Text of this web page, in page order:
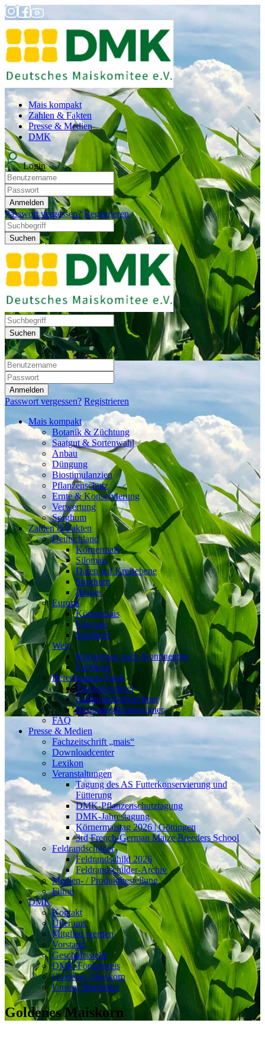
Mais kompakt
Zahlen & Fakten
Presse & Medien
DMK
Login
Anmelden
Passwort vergessen? Registrieren
Suchen
Suchen
Anmelden
Passwort vergessen? Registrieren
Mais kompakt
Botanik & Züchtung
Saatgut & Sortenwahl
Anbau
Düngung
Biostimulanzien
Pflanzenschutz
Ernte & Konservierung
Verwertung
Sorghum
Zahlen & Fakten
Deutschland
Körnermais
Silomais
Daten auf Kreisebene
Sorghum
Biogas
Europa
Körnermais
Silomais
Sorghum
Welt
Körnermais nach Kontinenten
Sorghum
Berechnungs-Tools
Trockenrechner
Saatgutbedarfsrechner
Bestandesdichterechner
FAQ
Presse & Medien
Fachzeitschrift „mais“
Downloadcenter
Lexikon
Veranstaltungen
Tagung des AS Futterkonservierung und
Fütterung
DMK-Pflanzenschutztagung
DMK-Jahrestagung
Körnermaistag 2026 | Göttingen
3rd French-German Maize Breeders School
Feldrandschilder
Feldrandschild 2026
Feldrandschilder-Archiv
Medien- / Produktbestellung
Filme
DMK
Kontakt
Über uns
Mitglied werden
Vorstand
Geschäftsstelle
DMK-Förderpreis
Goldenes Maiskorn
Unsere Mitglieder
Goldenes Maiskorn